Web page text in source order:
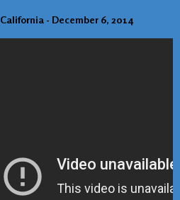
California - December 6, 2014